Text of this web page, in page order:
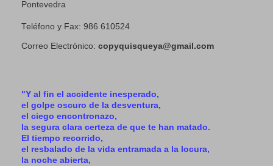
Pontevedra
Teléfono y Fax: 986 610524
Correo Electrónico: copyquisqueya@gmail.com
"Y al fin el accidente inesperado,
el golpe oscuro de la desventura,
el ciego encontronazo,
la segura clara certeza de que te han matado.
El tiempo recorrido,
el resbalado de la vida entramada a la locura,
la noche abierta,